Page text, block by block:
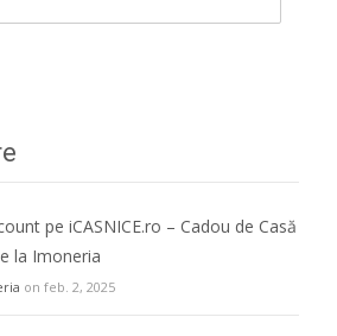
pe iCASNICE.ro – Cadou de Casă
la Imoneria
on feb. 2, 2025